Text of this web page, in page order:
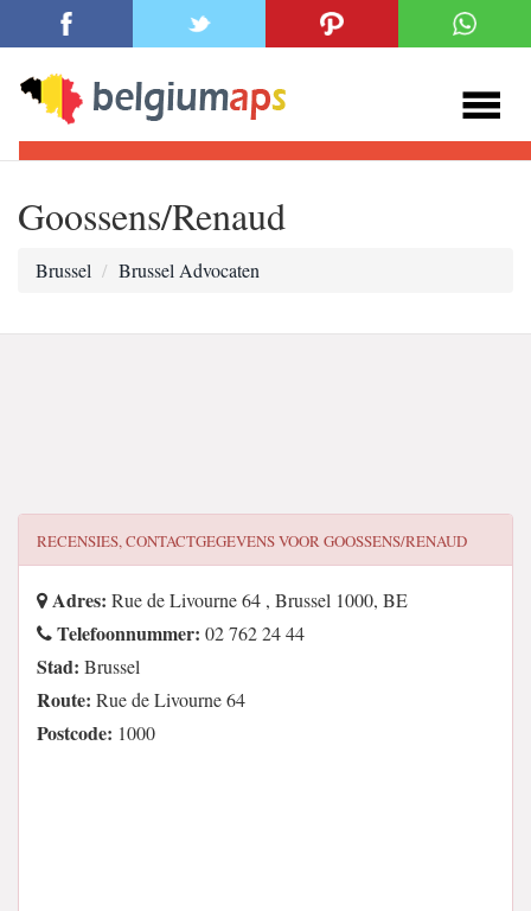
Goossens/Renaud
Brussel Brussel Advocaten
RECENSIES, CONTACTGEGEVENS VOORGOOSSENS/RENAUD
Adres: Rue de Livourne 64 , Brussel 1000, BE
Telefoonnummer: 02 762 24 44
Stad: Brussel
Route: Rue de Livourne 64
Postcode: 1000